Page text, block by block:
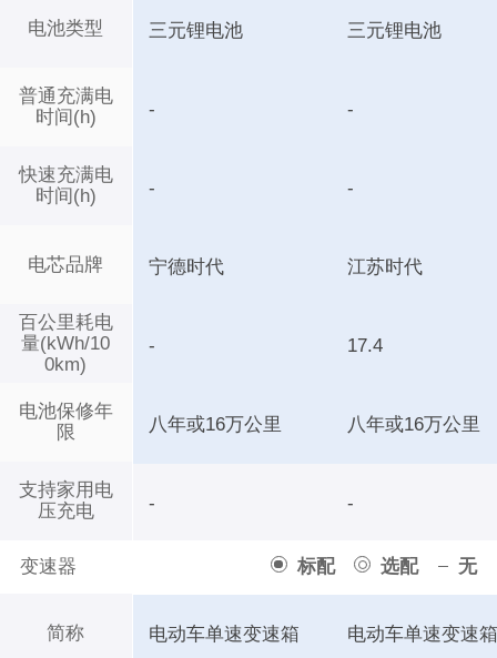
电池类型
普通充满电
时间(h)
快速充满电
时间(h)
电芯品牌
百公里耗电
量(kWh/10
0km)
电池保修年
限
支持家用电
压充电
变速器 标配 选配 无
简称
三元锂电池 三元锂电池
- -
- -
宁德时代 江苏时代
- 17.4
八年或16万公里 八年或16万公里
- -
电动车单速变速箱 电动车单速变速